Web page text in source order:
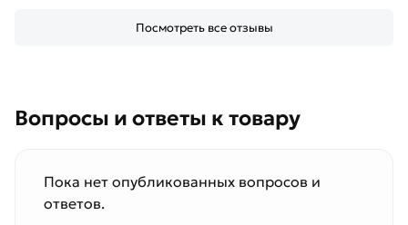
Посмотреть все отзывы
Вопросы и ответы к товару
Пока нет опубликованных вопросов и
ответов.